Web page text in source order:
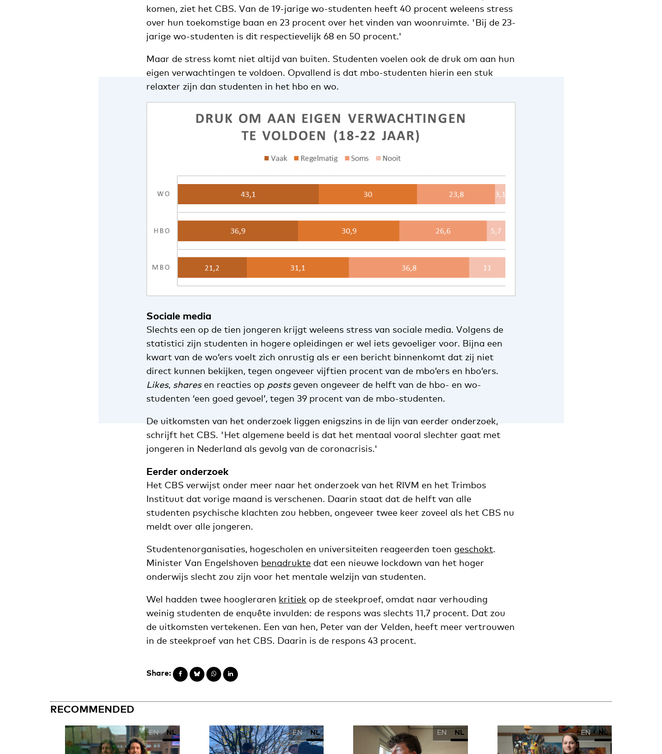
komen, ziet het CBS. Van de 19-jarige wo-studenten heeft 40 procent weleens stress
over hun toekomstige baan en 23 procent over het vinden van woonruimte. 'Bij de 23-
jarige wo-studenten is dit respectievelijk 68 en 50 procent.'
Maar de stress komt niet altijd van buiten. Studenten voelen ook de druk om aan hun
eigen verwachtingen te voldoen. Opvallend is dat mbo-studenten hierin een stuk
relaxter zijn dan studenten in het hbo en wo.
Sociale media
Slechts een op de tien jongeren krijgt weleens stress van sociale media. Volgens de
statistici zijn studenten in hogere opleidingen er wel iets gevoeliger voor. Bijna een
kwart van de wo’ers voelt zich onrustig als er een bericht binnenkomt dat zij niet
direct kunnen bekijken, tegen ongeveer vijftien procent van de mbo’ers en hbo’ers.
Likes, sharesen reacties op postsgeven ongeveer de helft van de hbo- en wo-
studenten ‘een goed gevoel’, tegen 39 procent van de mbo-studenten.
De uitkomsten van het onderzoek liggen enigszins in de lijn van eerder onderzoek,
schrijft het CBS. 'Het algemene beeld is dat het mentaal vooral slechter gaat met
jongeren in Nederland als gevolg van de coronacrisis.'
Eerder onderzoek
Het CBS verwijst onder meer naar het onderzoek van het RIVM en het Trimbos
Instituut dat vorige maand is verschenen. Daarin staat dat de helft van alle
studenten psychische klachten zou hebben, ongeveer twee keer zoveel als het CBS nu
meldt over alle jongeren.
Studentenorganisaties, hogescholen en universiteiten reageerden toen geschokt.
Minister Van Engelshoven benadrukte dat een nieuwe lockdown van het hoger
onderwijs slecht zou zijn voor het mentale welzijn van studenten.
Wel hadden twee hoogleraren kritiek op de steekproef, omdat naar verhouding
weinig studenten de enquête invulden: de respons was slechts 11,7 procent. Dat zou
de uitkomsten vertekenen. Een van hen, Peter van der Velden, heeft meer vertrouwen
in de steekproef van het CBS. Daarin is de respons 43 procent.
Share:
RECOMMENDED
EN NL EN NL EN NL EN NL